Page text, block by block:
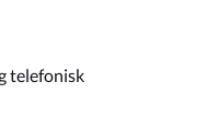
telefonisk